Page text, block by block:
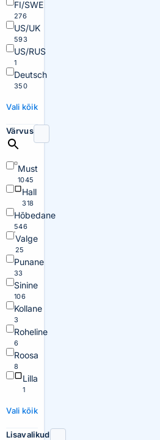
FI/SWE
276
US/UK
593
US/RUS
1
Deutsch
350
Vali kõik
Värvus
Must
1045
Hall
318
Hõbedane
546
Valge
25
Punane
33
Sinine
106
Kollane
3
Roheline
6
Roosa
8
Lilla
1
Vali kõik
Lisavalikud